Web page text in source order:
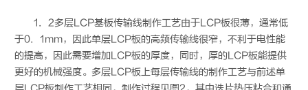
1．2多层LCP基板传输线制作工艺由于LCP板很薄，通常低
于0．1mm，因此单层LCP板的高频传输线很窄，不利于电性能
的提高，因此需要增加LCP板的厚度，同时，厚的LCP板能提供
更好的机械强度。多层LCP板上每层传输线的制作工艺与前述单